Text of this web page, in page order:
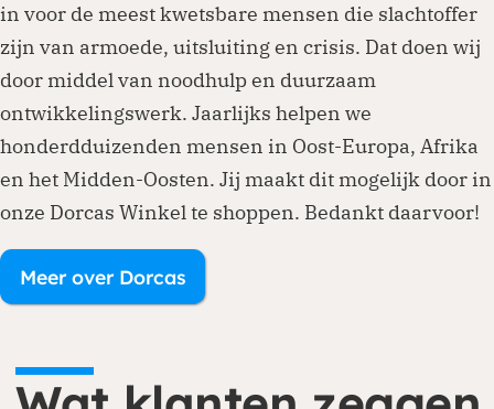
in voor de meest kwetsbare mensen die slachtoffer
zijn van armoede, uitsluiting en crisis. Dat doen wij
door middel van noodhulp en duurzaam
ontwikkelingswerk. Jaarlijks helpen we
honderdduizenden mensen in Oost-Europa, Afrika
en het Midden-Oosten. Jij maakt dit mogelijk door in
onze Dorcas Winkel te shoppen. Bedankt daarvoor!
Meer over Dorcas